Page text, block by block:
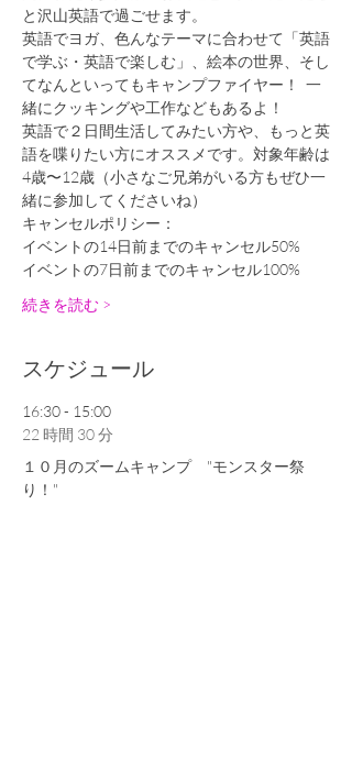
と沢山英語で過ごせます。
英語でヨガ、色んなテーマに合わせて「英語
で学ぶ・英語で楽しむ」、絵本の世界、そし
てなんといってもキャンプファイヤー！  一
緒にクッキングや工作などもあるよ！
英語で２日間生活してみたい方や、もっと英
語を喋りたい方にオススメです。対象年齢は
4歳〜12歳（小さなご兄弟がいる方もぜひ一
緒に参加してくださいね）
キャンセルポリシー：
イベントの14日前までのキャンセル50%
イベントの7日前までのキャンセル100%
続きを読む >
スケジュール
16:30 - 15:00
22 時間 30 分
１０月のズームキャンプ "モンスター祭
り！"